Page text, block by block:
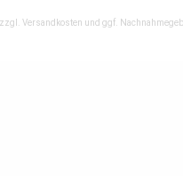
Versandkosten und ggf.